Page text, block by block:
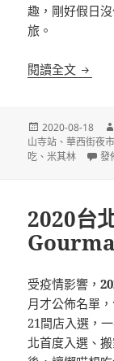
趣，剛好假日
旅。
閱讀全文 [台北
發
佈
日
2020-08-18
山寺站 、華西街夜市
吃 、米其林 在
發
2020台
受疫情影響，
月才公佈名單
21間店入選，
北首度入選、